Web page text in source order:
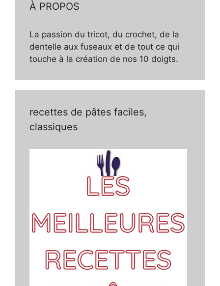
À PROPOS
La passion du tricot, du crochet, de la
dentelle aux fuseaux et de tout ce qui
touche à la création de nos 10 doigts.
recettes de pâtes faciles,
classiques